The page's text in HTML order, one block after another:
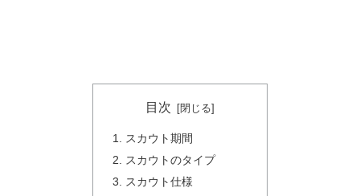
目次
スカウト期間
スカウトのタイプ
スカウト仕様